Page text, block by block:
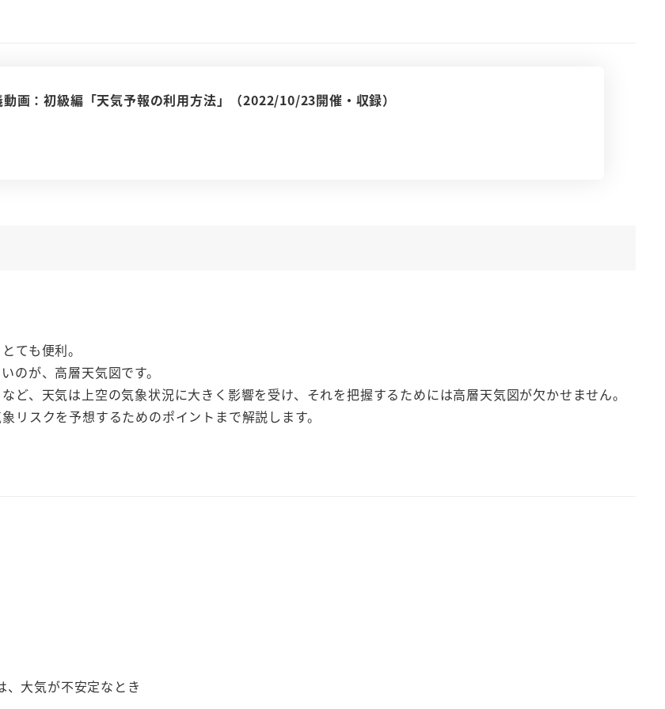
画：初級編「天気予報の利用方法」（2022/10/23開催・収録）
ても便利。
のが、高層天気図です。
、天気は上空の気象状況に大きく影響を受け、それを把握するためには高層天気図が欠かせません。
リスクを予想するためのポイントまで解説します。
大気が不安定なとき